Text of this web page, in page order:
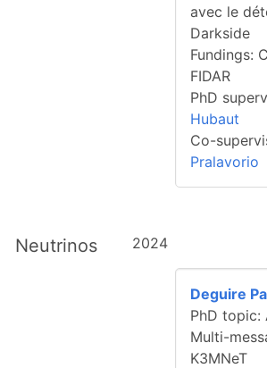
avec le
Darkside
Fundings:
FIDAR
PhD
Hubaut
Co-
Pralavorio
Neutrinos 2024
Deguire
PhD topic:
Multi-
K3MNeT